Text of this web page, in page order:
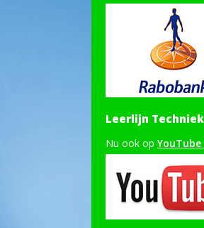
Leerlijn Techniek
Nu ook opYouTube